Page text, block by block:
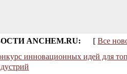
ANCHEM.RU: [ Все
инновационных идей для